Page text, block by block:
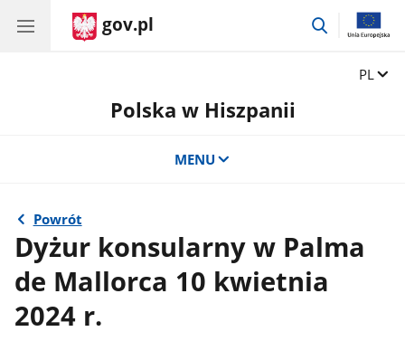
gov.pl
przejdź
Zmień
PL
Polska w Hiszpanii
MENU
Powrót
Dyżur konsularny w Palma
de Mallorca 10 kwietnia
2024 r.